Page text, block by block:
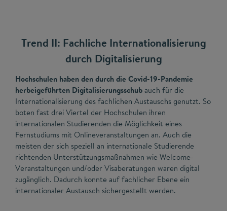
Trend II: Fachliche Internationalisierung
durch Digitalisierung
Hochschulen haben den durch die Covid-19-Pandemie
herbeigeführten Digitalisierungsschubauch für die
Internationalisierung des fachlichen Austauschs genutzt. So
boten fast drei Viertel der Hochschulen ihren
internationalen Studierenden die Möglichkeit eines
Fernstudiums mit Onlineveranstaltungen an. Auch die
meisten der sich speziell an internationale Studierende
richtenden Unterstützungsmaßnahmen wie Welcome-
Veranstaltungen und/oder Visaberatungen waren digital
zugänglich. Dadurch konnte auf fachlicher Ebene ein
internationaler Austausch sichergestellt werden.